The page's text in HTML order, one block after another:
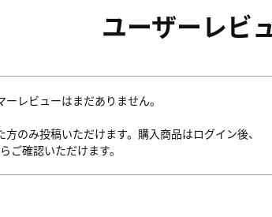
ユーザーレビ
レビューはまだありません。
のみ投稿いただけます。購入商品はログイン後、
ご確認いただけます。